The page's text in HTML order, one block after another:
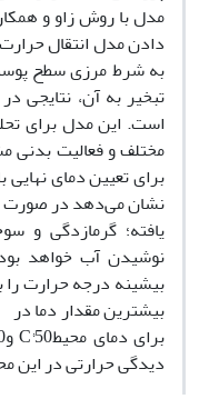
مدل با روش زاو و
دادن مدل انتقال
به شرط مرزی سطح
تبخیر به آن، نتایجی
است. این مدل برای
مختلف و فعالیت
برای تعیین دمای
نشان می‌دهد در صورت
یافته؛ گرمازدگی و
نوشیدن آب خواهد
بیشینه درجه حرارت
بیشترین مقدار دما
دیدگی حرارتی در این